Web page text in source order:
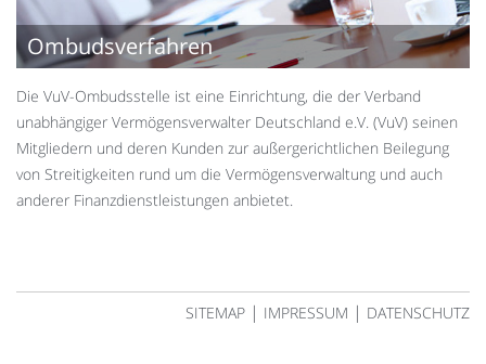
Ombudsverfahren
Die VuV-Ombudsstelle ist eine Einrichtung, die der Verband
unabhängiger Vermögensverwalter Deutschland e.V. (VuV) seinen
Mitgliedern und deren Kunden zur außergerichtlichen Beilegung
von Streitigkeiten rund um die Vermögensverwaltung und auch
anderer Finanzdienstleistungen anbietet.
SITEMAP | IMPRESSUM | DATENSCHUTZ